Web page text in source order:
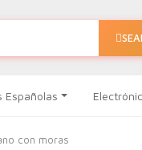
Españolas
con moras